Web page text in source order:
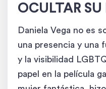
OCULTAR
BRILLAR EN
Daniela Vega no es
una presencia y una
y la visibilidad
papel en la película